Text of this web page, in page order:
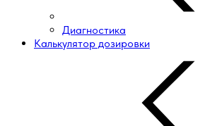
Диагностика
Калькулятор дозировки